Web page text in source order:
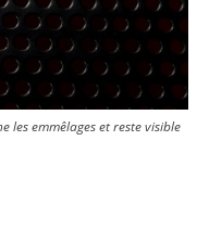
les emmêlages et reste visible